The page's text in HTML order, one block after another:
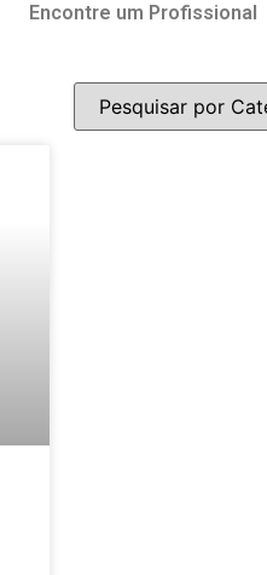
Encontre um Profissional